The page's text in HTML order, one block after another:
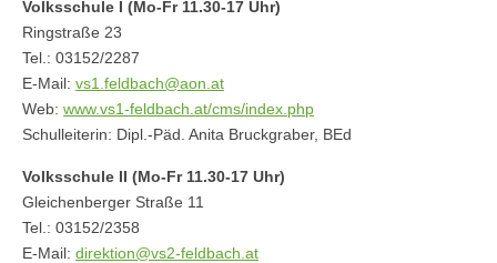
Volksschule I (Mo-Fr 11.30-17 Uhr)
Ringstraße 23
Tel.: 03152/2287
E-Mail: vs1.feldbach@aon.at
Web: www.vs1-feldbach.at/cms/index.php
Schulleiterin: Dipl.-Päd. Anita Bruckgraber, BEd
Volksschule II (Mo-Fr 11.30-17 Uhr)
Gleichenberger Straße 11
Tel.: 03152/2358
E-Mail: direktion@vs2-feldbach.at